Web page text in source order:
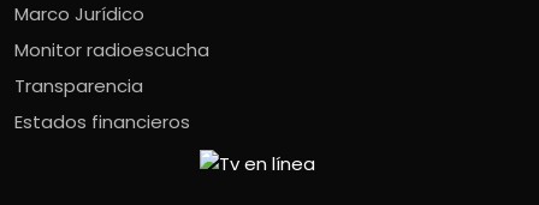
Marco Jurídico
Monitor radioescucha
Transparencia
Estados financieros